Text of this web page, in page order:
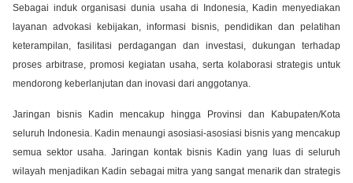
Sebagai induk organisasi dunia usaha di Indonesia, Kadin menyediakan
layanan advokasi kebijakan, informasi bisnis, pendidikan dan pelatihan
keterampilan, fasilitasi perdagangan dan investasi, dukungan terhadap
proses arbitrase, promosi kegiatan usaha, serta kolaborasi strategis untuk
mendorong keberlanjutan dan inovasi dari anggotanya.
Jaringan bisnis Kadin mencakup hingga Provinsi dan Kabupaten/Kota
seluruh Indonesia. Kadin menaungi asosiasi-asosiasi bisnis yang mencakup
semua sektor usaha. Jaringan kontak bisnis Kadin yang luas di seluruh
wilayah menjadikan Kadin sebagai mitra yang sangat menarik dan strategis